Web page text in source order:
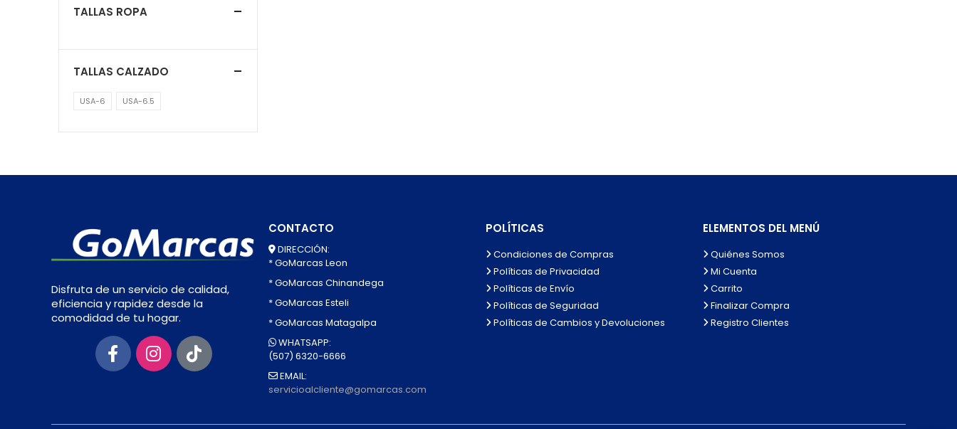
TALLAS ROPA
TALLAS CALZADO
USA-6 USA-6.5
Disfruta de un servicio de calidad,
eficiencia y rapidez desde la
comodidad de tu hogar.
CONTACTO
DIRECCIÓN:
* GoMarcas Leon
* GoMarcas Chinandega
* GoMarcas Esteli
* GoMarcas Matagalpa
WHATSAPP:
(507) 6320-6666
EMAIL:
servicioalcliente@gomarcas.com
POLÍTICAS
Condiciones de Compras
Políticas de Privacidad
Políticas de Envío
Políticas de Seguridad
Políticas de Cambios y Devoluciones
ELEMENTOS DEL MENÚ
Quiénes Somos
Mi Cuenta
Carrito
Finalizar Compra
Registro Clientes